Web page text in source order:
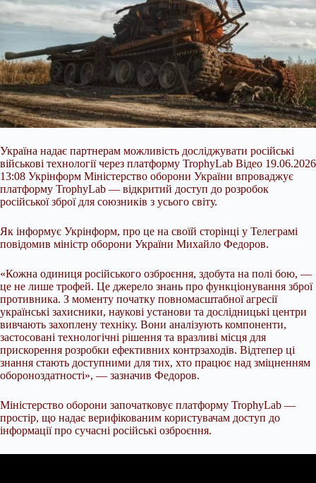
Україна надає партнерам можливість досліджувати російські
військові технології через платформу TrophyLab Відео 19.06.2026
13:08 Укрінформ Міністерство оборони України впроваджує
платформу TrophyLab — відкритий доступ до розробок
російської зброї для союзників з усього світу.
Як інформує Укрінформ, про це на своїй сторінці у Телеграмі
повідомив міністр оборони України Михайло Федоров.
«Кожна одиниця російського озброєння, здобута на полі бою, —
це не лише трофей. Це джерело знань про функціонування зброї
противника. З моменту початку повномасштабної агресії
українські захисники, наукові установи та дослідницькі центри
вивчають захоплену техніку. Вони аналізують компоненти,
застосовані технологічні рішення та вразливі місця для
прискорення розробки ефективних контрзаходів. Відтепер ці
знання стають доступними для тих, хто працює над зміцненням
обороноздатності», — зазначив Федоров.
Міністерство оборони започатковує платформу TrophyLab —
простір, що надає верифікованим користувачам доступ до
інформації про сучасні російські озброєння.